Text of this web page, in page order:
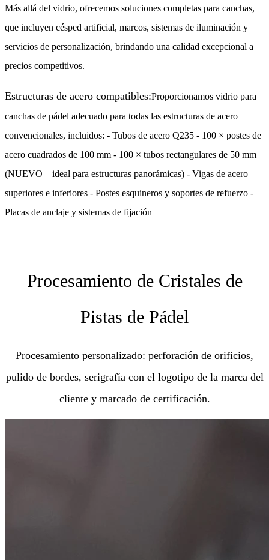
Más allá del vidrio, ofrecemos soluciones completas para canchas,
que incluyen césped artificial, marcos, sistemas de iluminación y
servicios de personalización, brindando una calidad excepcional a
precios competitivos.
Estructuras de acero compatibles:Proporcionamos vidrio para
canchas de pádel adecuado para todas las estructuras de acero
convencionales, incluidos: - Tubos de acero Q235 - 100 × postes de
acero cuadrados de 100 mm - 100 × tubos rectangulares de 50 mm
(NUEVO – ideal para estructuras panorámicas) - Vigas de acero
superiores e inferiores - Postes esquineros y soportes de refuerzo -
Placas de anclaje y sistemas de fijación
Procesamiento de Cristales de
Pistas de Pádel
Procesamiento personalizado: perforación de orificios,
pulido de bordes, serigrafía con el logotipo de la marca del
cliente y marcado de certificación.